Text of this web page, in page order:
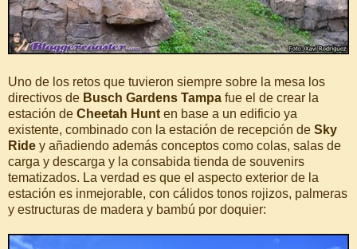
Uno de los retos que tuvieron siempre sobre la mesa los
directivos de Busch Gardens Tampa fue el de crear la
estación de Cheetah Hunt en base a un edificio ya
existente, combinado con la estación de recepción de Sky
Ride y añadiendo además conceptos como colas, salas de
carga y descarga y la consabida tienda de souvenirs
tematizados. La verdad es que el aspecto exterior de la
estación es inmejorable, con cálidos tonos rojizos, palmeras
y estructuras de madera y bambú por doquier: